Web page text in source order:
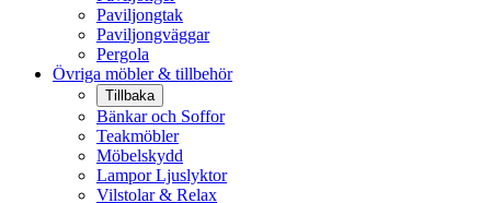
Paviljongtak
Paviljongväggar
Pergola
Övriga möbler & tillbehör
Tillbaka
Bänkar och Soffor
Teakmöbler
Möbelskydd
Lampor Ljuslyktor
Vilstolar & Relax